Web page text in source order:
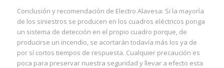
Conclusión y recomendación de Electro Alavesa: Si la mayoría
de los siniestros se producen en los cuadros eléctricos ponga
un sistema de detección en el propio cuadro porque, de
producirse un incendio, se acortarán todavía más los ya de
por sí cortos tiempos de respuesta. Cualquier precaución es
poca para preservar nuestra seguridad y llevar a efecto esta